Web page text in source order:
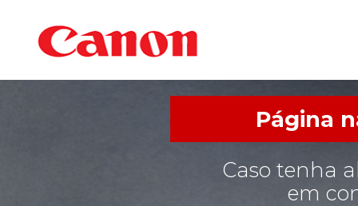
Página
Caso tenha
em